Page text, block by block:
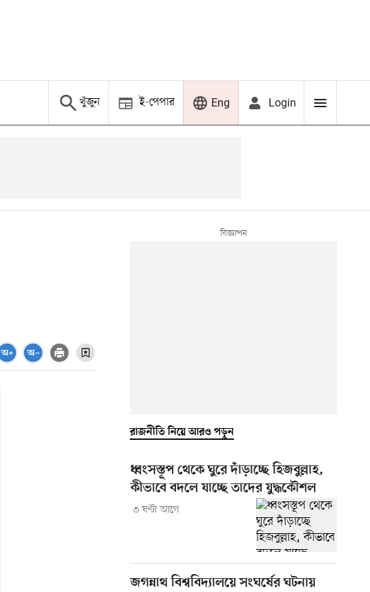
খুঁজুন ই-পেপার Eng Login
রাজনীতি নিয়ে আরও পড়ুন
ধ্বংসস্তূপ থেকে ঘুরে দাঁড়াচ্ছে হিজবুল্লাহ,
কীভাবে বদলে যাচ্ছে তাদের যুদ্ধকৌশল
৩ ঘণ্টা আগে
জগন্নাথ বিশ্ববিদ্যালয়ে সংঘর্ষের ঘটনায়